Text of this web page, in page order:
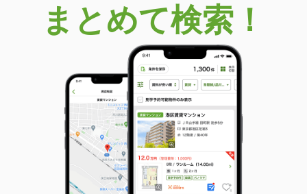
まとめて検索！